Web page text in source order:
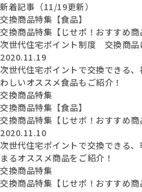
新着記事（11/19更新）
交換商品特集【食品】
交換商品特集【じせポ！おすすめ商
次世代住宅ポイント制度 交換商品
2020.11.19
次世代住宅ポイントで交換できる
わしいオススメ食品もご紹介！
交換商品特集
交換商品特集【食品】
交換商品特集【じせポ！おすすめ商
2020.11.10
次世代住宅ポイントで交換できる
まるオススメ商品をご紹介！
交換商品特集
交換商品特集【じせポ！おすすめ商